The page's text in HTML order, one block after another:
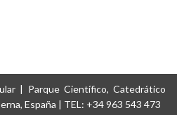
| Parque Científico, Catedrático
España | TEL: +34 963 543 473